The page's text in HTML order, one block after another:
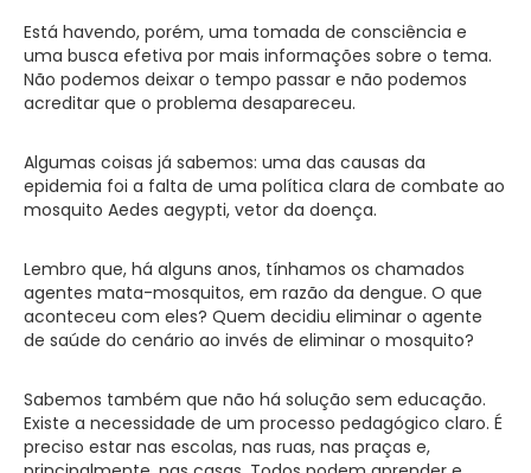
Está havendo, porém, uma tomada de consciência e
uma busca efetiva por mais informações sobre o tema.
Não podemos deixar o tempo passar e não podemos
acreditar que o problema desapareceu.
Algumas coisas já sabemos: uma das causas da
epidemia foi a falta de uma política clara de combate ao
mosquito Aedes aegypti, vetor da doença.
Lembro que, há alguns anos, tínhamos os chamados
agentes mata-mosquitos, em razão da dengue. O que
aconteceu com eles? Quem decidiu eliminar o agente
de saúde do cenário ao invés de eliminar o mosquito?
Sabemos também que não há solução sem educação.
Existe a necessidade de um processo pedagógico claro. É
preciso estar nas escolas, nas ruas, nas praças e,